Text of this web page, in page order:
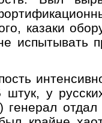
казаки
испытывать
штук, у
генерал